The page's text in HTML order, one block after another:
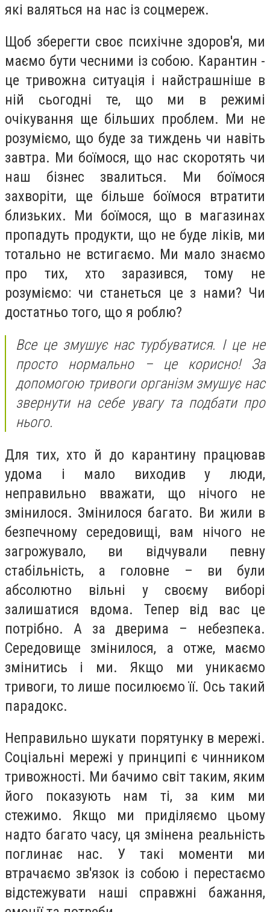
які валяться на нас із соцмереж.
Щоб зберегти своє психічне здоров'я, ми
маємо бути чесними із собою. Карантин -
це тривожна ситуація і найстрашніше в
ній сьогодні те, що ми в режимі
очікування ще більших проблем. Ми не
розуміємо, що буде за тиждень чи навіть
завтра. Ми боїмося, що нас скоротять чи
наш бізнес звалиться. Ми боїмося
захворіти, ще більше боїмося втратити
близьких. Ми боїмося, що в магазинах
пропадуть продукти, що не буде ліків, ми
тотально не встигаємо. Ми мало знаємо
про тих, хто заразився, тому не
розуміємо: чи станеться це з нами? Чи
достатньо того, що я роблю?
Все це змушує нас турбуватися. І це не
просто нормально – це корисно! За
допомогою тривоги організм змушує нас
звернути на себе увагу та подбати про
нього.
Для тих, хто й до карантину працював
удома і мало виходив у люди,
неправильно вважати, що нічого не
змінилося. Змінилося багато. Ви жили в
безпечному середовищі, вам нічого не
загрожувало, ви відчували певну
стабільність, а головне – ви були
абсолютно вільні у своєму виборі
залишатися вдома. Тепер від вас це
потрібно. А за дверима – небезпека.
Середовище змінилося, а отже, маємо
змінитись і ми. Якщо ми уникаємо
тривоги, то лише посилюємо її. Ось такий
парадокс.
Неправильно шукати порятунку в мережі.
Соціальні мережі у принципі є чинником
тривожності. Ми бачимо світ таким, яким
його показують нам ті, за ким ми
стежимо. Якщо ми приділяємо цьому
надто багато часу, ця змінена реальність
поглинає нас. У такі моменти ми
втрачаємо зв'язок із собою і перестаємо
відстежувати наші справжні бажання,